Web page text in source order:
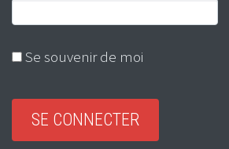
Se souvenir de moi